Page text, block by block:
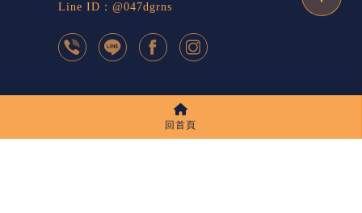
回首頁
Line ID：@047dgrns
板橋按摩